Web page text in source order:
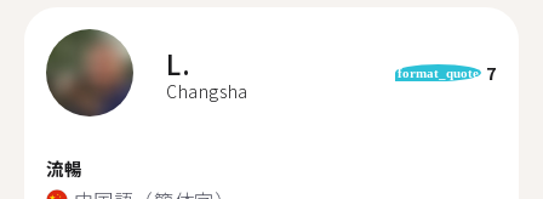
L.
Changsha
format_quote 7
流暢